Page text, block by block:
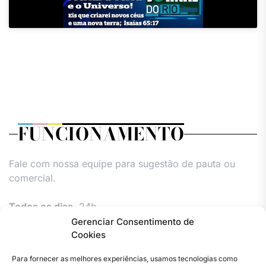
Gerenciar Consentimento de
Cookies
Para fornecer as melhores experiências, usamos tecnologias como
FUNCIONAMENTO
Fale com nossa equipe para sugestão de pauta ou
comercial.
Todos os dias, 24h.